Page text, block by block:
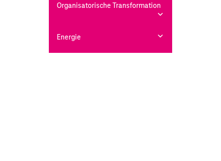
Organisatorische Transformation
Energie